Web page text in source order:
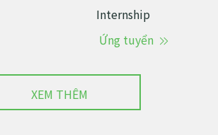
Internship
Ứng tuyển
XEM THÊM